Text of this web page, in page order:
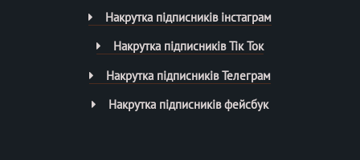
Накрутка підписників інстаграм
Накрутка підписників Тік Ток
Накрутка підписників Телеграм
Накрутка підписників фейсбук